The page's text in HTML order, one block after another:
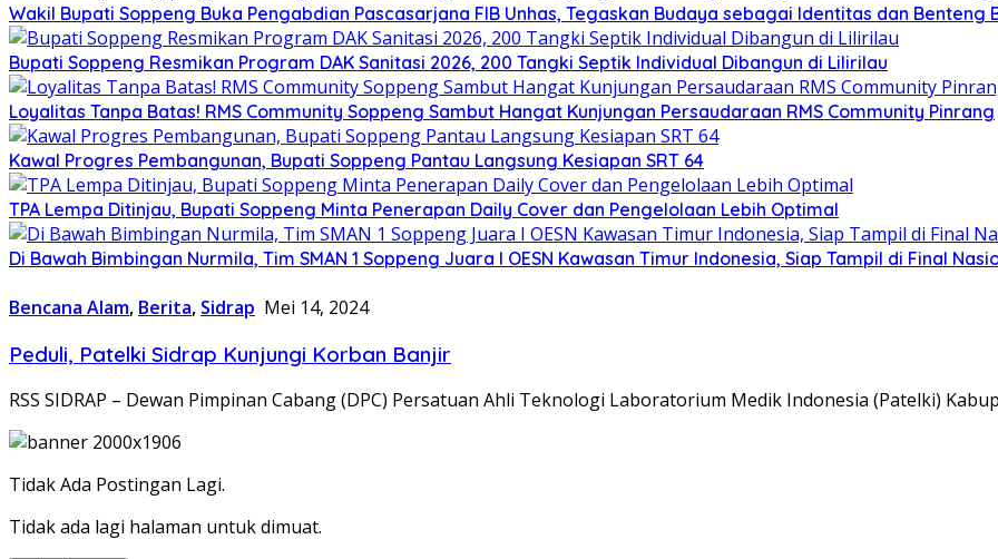
Wakil Bupati Soppeng Buka Pengabdian Pascasarjana FIB Unhas, Tegaskan Budaya sebagai Identitas dan Benteng
Bupati Soppeng Resmikan Program DAK Sanitasi 2026, 200 Tangki Septik Individual Dibangun di Lilirilau
Loyalitas Tanpa Batas! RMS Community Soppeng Sambut Hangat Kunjungan Persaudaraan RMS Community Pinrang
Kawal Progres Pembangunan, Bupati Soppeng Pantau Langsung Kesiapan SRT 64
TPA Lempa Ditinjau, Bupati Soppeng Minta Penerapan Daily Cover dan Pengelolaan Lebih Optimal
Di Bawah Bimbingan Nurmila, Tim SMAN 1 Soppeng Juara I OESN Kawasan Timur Indonesia, Siap Tampil di Final
Bencana Alam, Berita, Sidrap Mei 14, 2024
Peduli, Patelki Sidrap Kunjungi Korban Banjir
RSS SIDRAP – Dewan Pimpinan Cabang (DPC) Persatuan Ahli Teknologi Laboratorium Medik Indonesia (Patelki)
Tidak Ada Postingan Lagi.
Tidak ada lagi halaman untuk dimuat.